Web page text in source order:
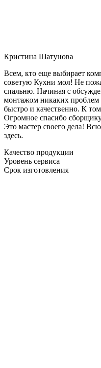
Кристина Шатунова
Всем, кто еще выбирает
советую Кухни мол! Не
спальню. Начиная с
монтажом никаких проблем
быстро и качественно. К
Огромное спасибо
Это мастер своего дела!
здесь.
Качество продукции
Уровень сервиса
Срок изготовления